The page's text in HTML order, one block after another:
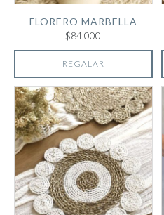
FLORERO MARBELLA
$84.000
REGALAR